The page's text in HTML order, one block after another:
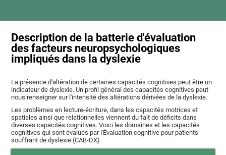
Description de la batterie d'évaluation
des facteurs neuropsychologiques
impliqués dans la dyslexie
La présence d'altération de certaines capacités cognitives peut être un
indicateur de dyslexie. Un profil général des capacités cognitives peut
nous renseigner sur l'intensité des altérations dérivées de la dyslexie.
Les problèmes en lecture-écriture, dans les capacités motrices et
spatiales ainsi que relationnelles viennent du fait de déficits dans
diverses capacités cognitives. Voici les domaines et les capacités
cognitives qui sont évalués par l'Évaluation cognitive pour patients
souffrant de dyslexie (CAB-DX)